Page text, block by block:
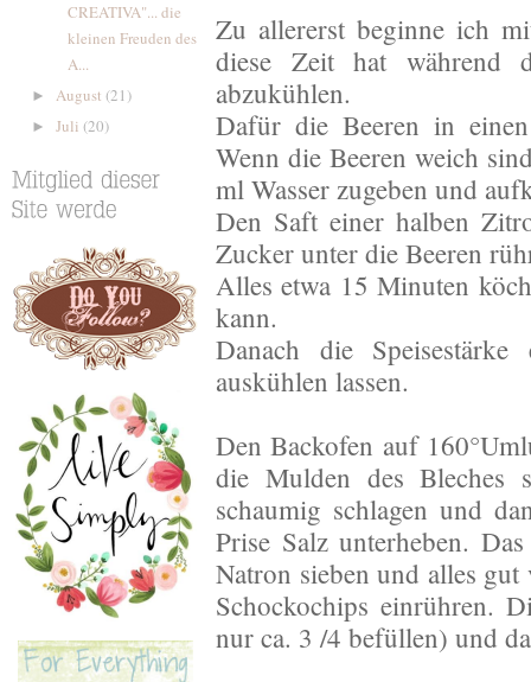
CREATIVA"... die
kleinen Freuden des
A...
► August (21)
► Juli (20)
Zu allererst beginne ich
diese Zeit hat während
abzukühlen.
Dafür die Beeren in
Wenn die Beeren weich
ml Wasser zugeben und
Den Saft einer halben
Zucker unter die Beeren
Alles etwa 15 Minuten
kann.
Danach die
auskühlen lassen.
Den Backofen auf
die Mulden des Bleches
schaumig schlagen und
Prise Salz unterheben.
Natron sieben und alles
Schockochips einrühren.
nur ca. 3 /4 befüllen) und